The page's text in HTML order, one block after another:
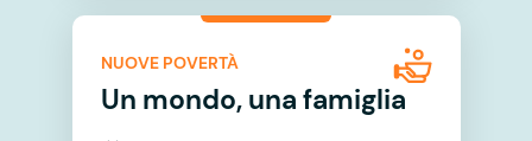
NUOVE POVERTÀ
Un mondo, una famiglia